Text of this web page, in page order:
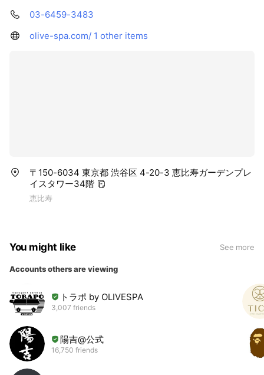
03-6459-3483
olive-spa.com/ 1 other items
〒150-6034 東京都 渋谷区 4-20-3 恵比寿ガーデンプレ
イスタワー34階
恵比寿
You might like See more
Accounts others are viewing
トラポ by OLIVESPA
3,007 friends
陽吉@公式
16,750 friends